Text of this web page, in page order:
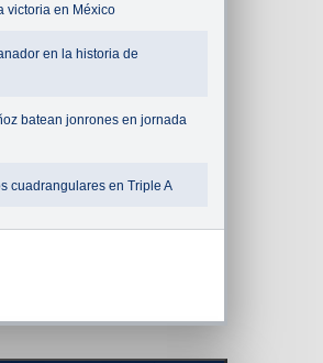
victoria en México
en la historia de
batean jonrones en jornada
cuadrangulares en Triple A